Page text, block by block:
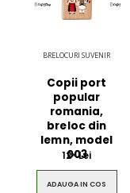
BRELOCURI SUVENIR
Copii port
popular
romania,
breloc din
lemn, model
003
12 00Lei
ADAUGA IN COS